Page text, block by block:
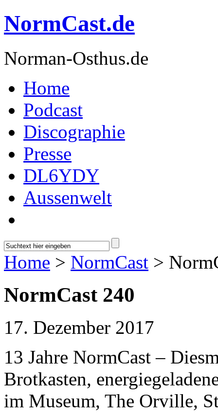
NormCast.de
Norman-Osthus.de
Home
Podcast
Discographie
Presse
DL6YDY
Aussenwelt
Home > NormCast >
NormCast 240
17. Dezember 2017
13 Jahre NormCast –
Brotkasten,
im Museum, The Orville,